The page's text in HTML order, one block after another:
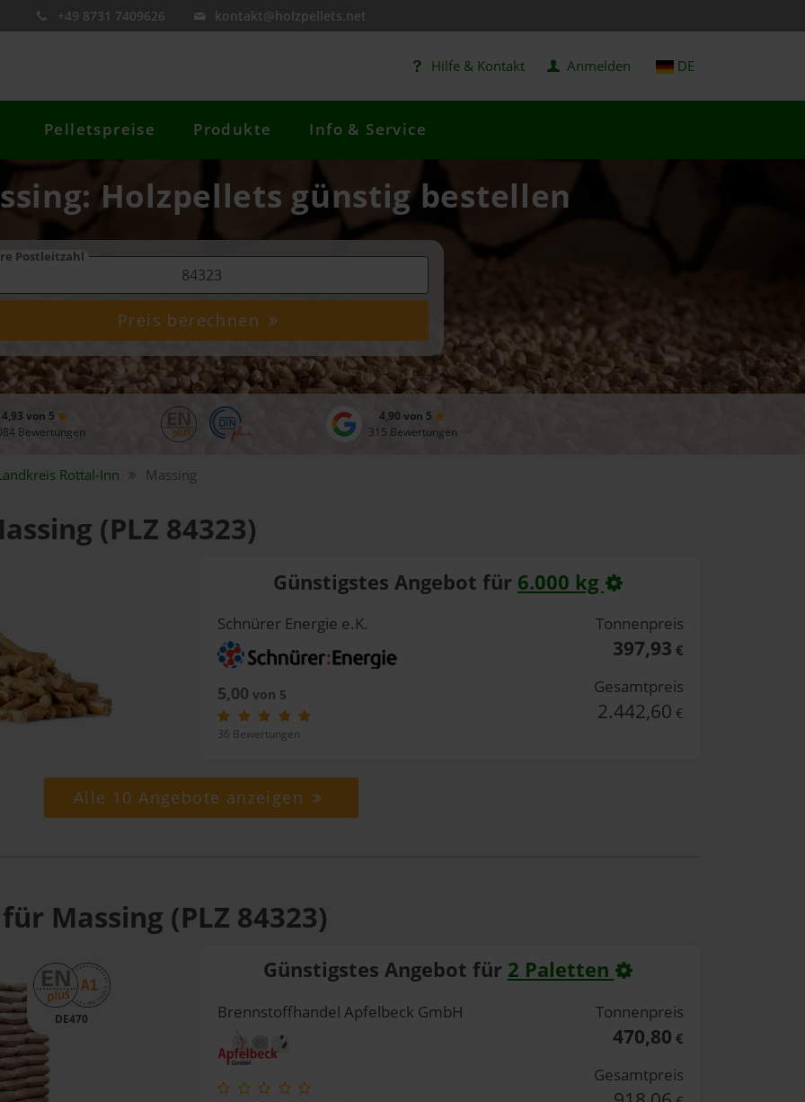
+49 8731 7409626 kontakt@holzpellets.net
Hilfe & Kontakt Anmelden DE
Pelletspreise Produkte Info & Service
Holzpellets günstig bestellen
Postleitzahl
Preis berechnen
4,93 von 5
Bewertungen
4,90 von 5
315 Bewertungen
Rottal-Inn Massing
(PLZ 84323)
Günstigstes Angebot für 6.000 kg
Schnürer Energie e.K.
5,00 von 5
36 Bewertungen
Tonnenpreis
397,93 €
Gesamtpreis
2.442,60 €
Alle 10 Angebote anzeigen
Massing (PLZ 84323)
DE470
Günstigstes Angebot für 2 Paletten
Brennstoffhandel Apfelbeck GmbH Tonnenpreis
470,80 €
Gesamtpreis